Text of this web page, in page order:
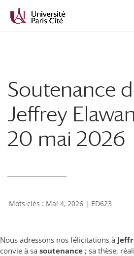
contenu
Soutenance
Jeffrey
20 mai 2026
Mai 4, 2026 | ED623
Nous adressons nos félicitations à
convie à sa soutenance ; sa thèse,